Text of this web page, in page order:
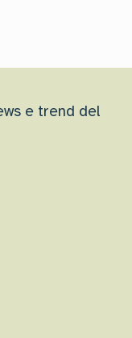
e trend del